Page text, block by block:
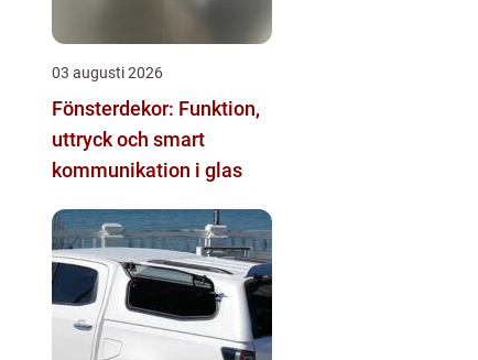
03 augusti 2026
Fönsterdekor: Funktion,
uttryck och smart
kommunikation i glas